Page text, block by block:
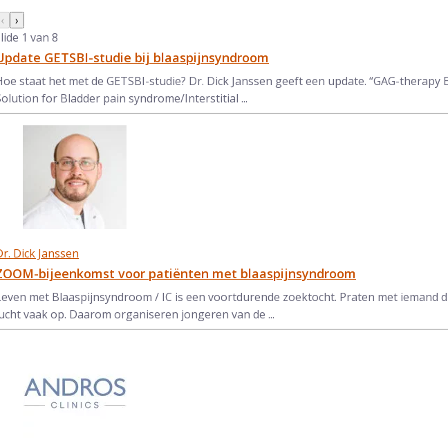
Nieuws galerij overslaan
Vorige slide
‹ Volgende slide
›
1 van 8
GETSBI-studie bij blaaspijnsyndroom
staat het met de GETSBI-studie? Dr. Dick Janssen geeft een update. “GAG-therapy
for Bladder pain syndrome/Interstitial ...
Dick Janssen
bijeenkomst voor patiënten met blaaspijnsyndroom
met Blaaspijnsyndroom / IC is een voortdurende zoektocht. Praten met iemand
vaak op. Daarom organiseren jongeren van de ...